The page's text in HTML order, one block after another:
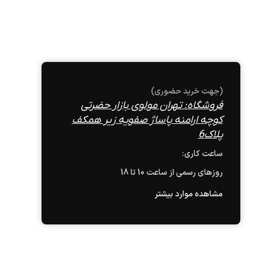
(جهت خرید حضوری)
فروشگاه: تهران مولوی بازار حضرتی
کوچه ارامنه پاساژ صفویه زیر همکف
پلاک6
ساعت کاری:
روزهای رسمی از ساعت 10 تا 18
مشاهده موارد بیشتر